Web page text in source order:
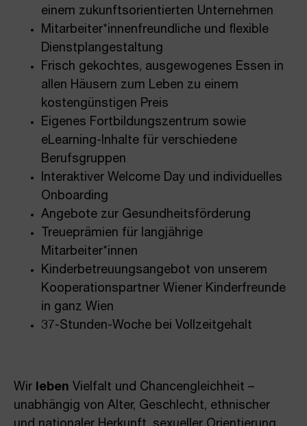
einem zukunftsorientierten Unternehmen
Mitarbeiter*innenfreundliche und flexible
Dienstplangestaltung
Frisch gekochtes, ausgewogenes Essen in
allen Häusern zum Leben zu einem
kostengünstigen Preis
Eigenes Fortbildungszentrum sowie
eLearning-Inhalte für verschiedene
Berufsgruppen
Interaktiver Welcome Day und individuelles
Onboarding
Angebote zur Gesundheitsförderung
Treueprämien für langjährige
Mitarbeiter*innen
Kinderbetreuungsangebot von unserem
Kooperationspartner Wiener Kinderfreunde
in ganz Wien
37-Stunden-Woche bei Vollzeitgehalt
Wir leben Vielfalt und Chancengleichheit –
unabhängig von Alter, Geschlecht, ethnischer